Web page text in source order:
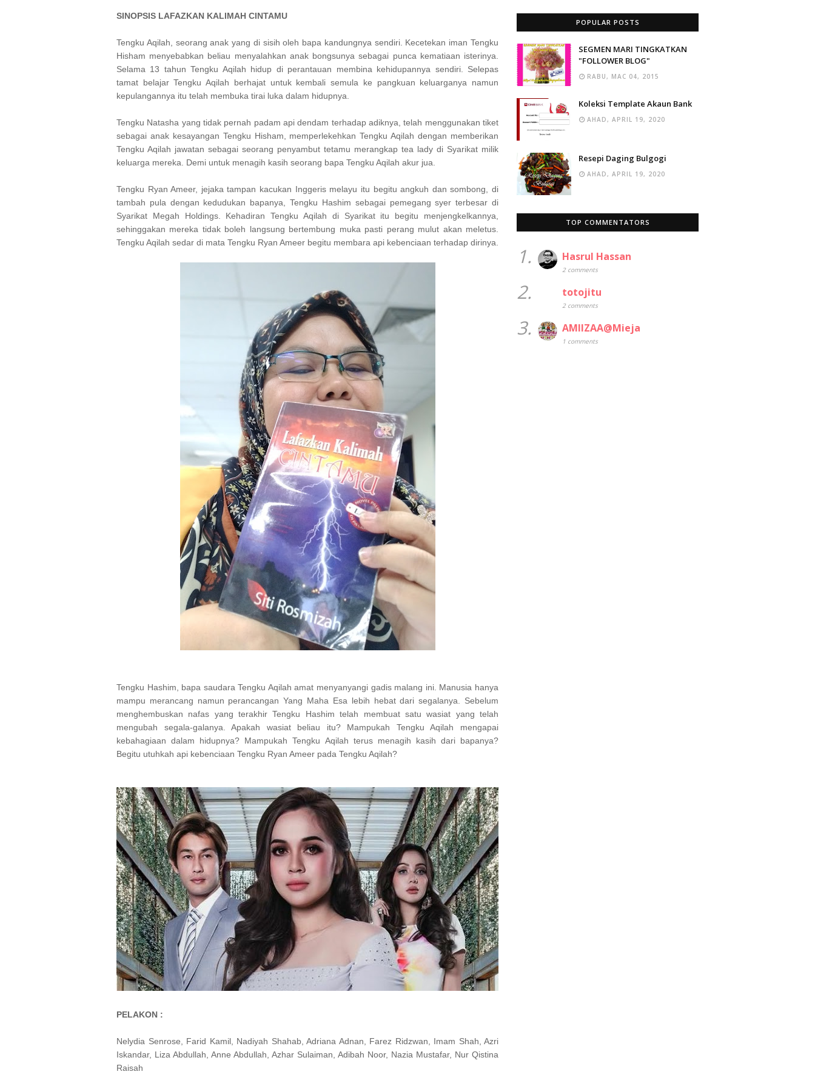
SINOPSIS LAFAZKAN KALIMAH CINTAMU
Tengku Aqilah, seorang anak yang di sisih oleh bapa kandungnya sendiri. Kecetekan iman Tengku
Hisham menyebabkan beliau menyalahkan anak bongsunya sebagai punca kematiaan isterinya.
Selama 13 tahun Tengku Aqilah hidup di perantauan membina kehidupannya sendiri. Selepas
tamat belajar Tengku Aqilah berhajat untuk kembali semula ke pangkuan keluarganya namun
kepulangannya itu telah membuka tirai luka dalam hidupnya.
Tengku Natasha yang tidak pernah padam api dendam terhadap adiknya, telah menggunakan tiket
sebagai anak kesayangan Tengku Hisham, memperlekehkan Tengku Aqilah dengan memberikan
Tengku Aqilah jawatan sebagai seorang penyambut tetamu merangkap tea lady di Syarikat milik
keluarga mereka. Demi untuk menagih kasih seorang bapa Tengku Aqilah akur jua.
Tengku Ryan Ameer, jejaka tampan kacukan Inggeris melayu itu begitu angkuh dan sombong, di
tambah pula dengan kedudukan bapanya, Tengku Hashim sebagai pemegang syer terbesar di
Syarikat Megah Holdings. Kehadiran Tengku Aqilah di Syarikat itu begitu menjengkelkannya,
sehinggakan mereka tidak boleh langsung bertembung muka pasti perang mulut akan meletus.
Tengku Aqilah sedar di mata Tengku Ryan Ameer begitu membara api kebenciaan terhadap dirinya.
Tengku Hashim, bapa saudara Tengku Aqilah amat menyanyangi gadis malang ini. Manusia hanya
mampu merancang namun perancangan Yang Maha Esa lebih hebat dari segalanya. Sebelum
menghembuskan nafas yang terakhir Tengku Hashim telah membuat satu wasiat yang telah
mengubah segala-galanya. Apakah wasiat beliau itu? Mampukah Tengku Aqilah mengapai
kebahagiaan dalam hidupnya? Mampukah Tengku Aqilah terus menagih kasih dari bapanya?
Begitu utuhkah api kebenciaan Tengku Ryan Ameer pada Tengku Aqilah?
PELAKON :
Nelydia Senrose, Farid Kamil, Nadiyah Shahab, Adriana Adnan, Farez Ridzwan, Imam Shah, Azri
Iskandar, Liza Abdullah, Anne Abdullah, Azhar Sulaiman, Adibah Noor, Nazia Mustafar, Nur Qistina
Raisah
POPULAR POSTS
SEGMEN MARI TINGKATKAN
"FOLLOWER BLOG"
RABU, MAC 04, 2015
Koleksi Template Akaun Bank
AHAD, APRIL 19, 2020
Resepi Daging Bulgogi
AHAD, APRIL 19, 2020
TOP COMMENTATORS
1. Hasrul Hassan
2 comments
2. totojitu
2 comments
3. AMIIZAA@Mieja
1 comments